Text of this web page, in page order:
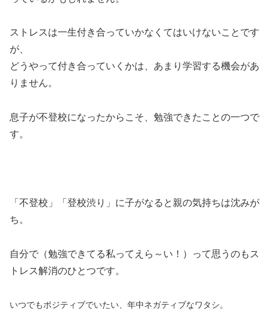
ストレスは一生付き合っていかなくてはいけないことです
が、
どうやって付き合っていくかは、あまり学習する機会があ
りません。
息子が不登校になったからこそ、勉強できたことの一つで
す。
「不登校」「登校渋り」に子がなると親の気持ちは沈みが
ち。
自分で（勉強できてる私ってえら～い！）って思うのもス
トレス解消のひとつです。
いつでもポジティブでいたい、年中ネガティブなワタシ。